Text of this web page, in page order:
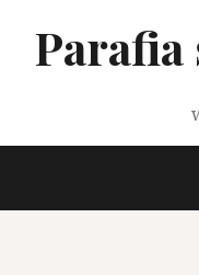
treściParafia